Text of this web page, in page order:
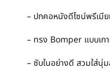
– ปกคอหนังดีไซน์พรีเมีย
– ทรง Bomper แบบเกาห
– ซับในอย่างดี สวมใส่นุ่มส